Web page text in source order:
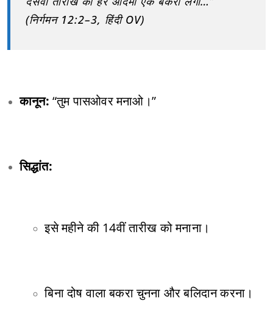
(निर्गमन 12:2–3, हिंदी OV)
कानून: “तुम पासओवर मनाओ।”
सिद्धांत:
इसे महीने की 14वीं तारीख को मनाना।
बिना दोष वाला बकरा चुनना और बलिदान करना।